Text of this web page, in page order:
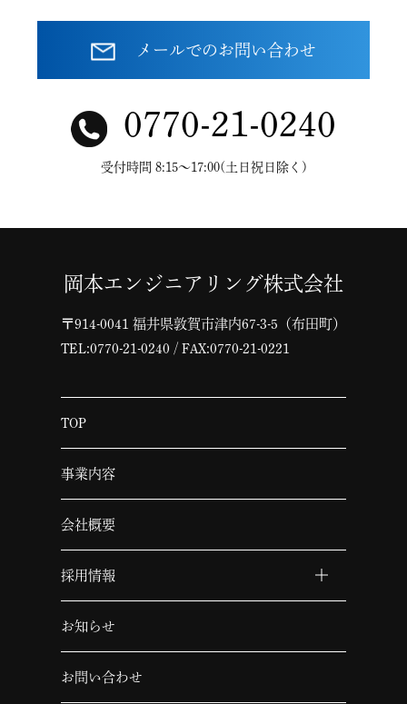
0770-21-0240
受付時間 8:15〜17:00(土日祝日除く)
メールでのお問い合わせ
岡本エンジニアリング株式会社
〒914-0041 福井県敦賀市津内67-3-5（布田町）
TEL:0770-21-0240 / FAX:0770-21-0221
TOP
事業内容
会社概要
採用情報
お知らせ
お問い合わせ